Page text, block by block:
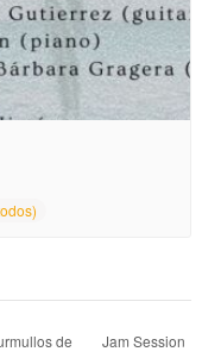
de
Jam Session